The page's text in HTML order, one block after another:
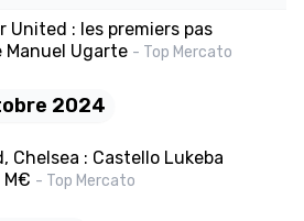
United : les premiers pas
Manuel Ugarte - Top Mercato
2024
Chelsea : Castello Lukeba
M€ - Top Mercato